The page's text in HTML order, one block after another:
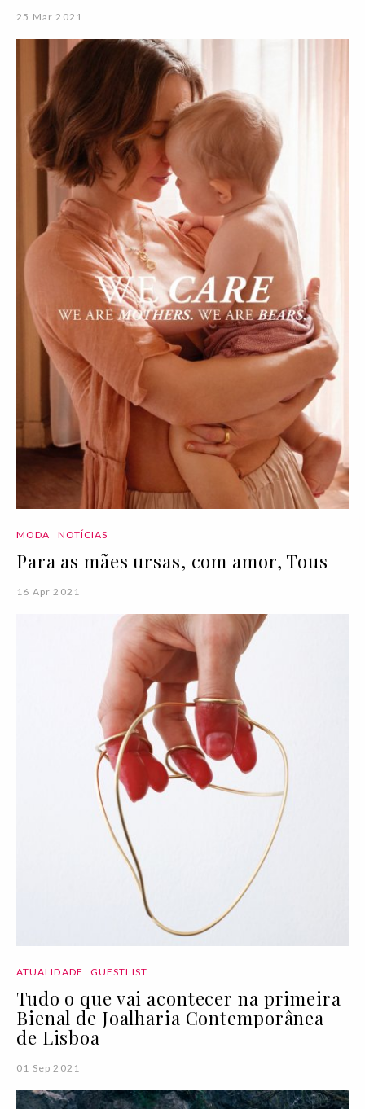
25 Mar 2021
MODA NOTÍCIAS
Para as mães ursas, com amor, Tous
16 Apr 2021
ATUALIDADE GUESTLIST
Tudo o que vai acontecer na primeira
Bienal de Joalharia Contemporânea
de Lisboa
01 Sep 2021